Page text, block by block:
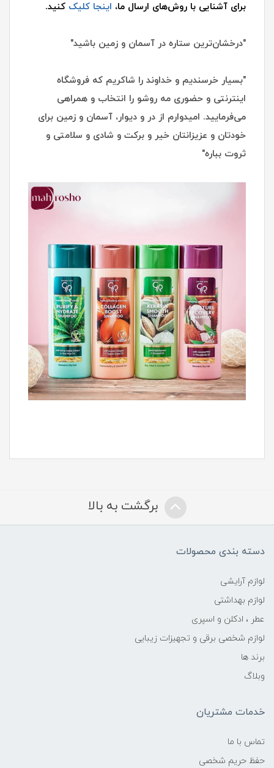
برای آشنایی با روش‌های ارسال ما، اینجا کلیک کنید.
"درخشان‌ترین ستاره در آسمان و زمین باشید"
"بسیار خرسندیم و خداوند را شاکریم که فروشگاه
اینترنتی و حضوری مه روشو را انتخاب و همراهی
می‌فرمایید. امیدوارم از در و دیوار، آسمان و زمین برای
خودتان و عزیزانتان خیر و برکت و شادی و سلامتی و
ثروت بباره"
برگشت به بالا
دسته بندی محصولات
لوازم آرایشی
لوازم بهداشتی
عطر ، ادکلن و اسپری
لوازم شخصی برقی و تجهیزات زیبایی
برند ها
وبلاگ
خدمات مشتریان
تماس با ما
حفظ حریم شخصی